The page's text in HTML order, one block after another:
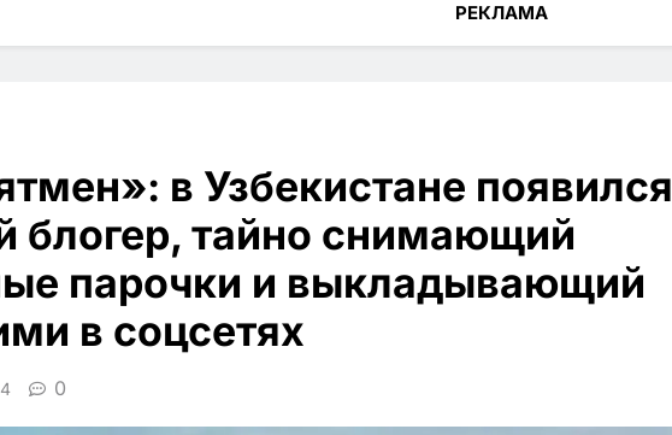
РЕКЛАМА
в Узбекистане появился
блогер, тайно снимающий
парочки и выкладывающий
в соцсетях
0